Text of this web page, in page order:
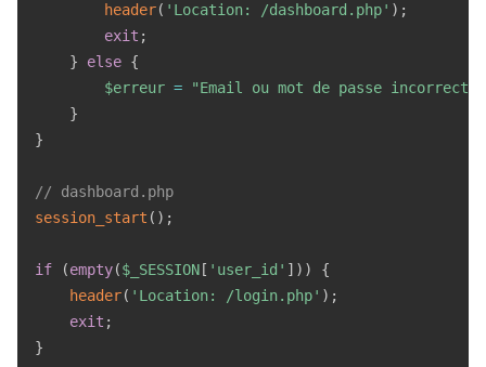
header( 'Location: /dashboard.php' ) ;
exit ;
}
else {
$erreur =
"Email ou mot de passe incorrect."
}
}
// dashboard.php
session_start ( ) ;
if (empty($_SESSION [ 'user_id' ] ) )
{
header( 'Location: /login.php' ) ;
exit ;
}